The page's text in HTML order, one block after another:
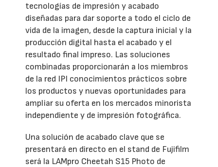
tecnologías de impresión y acabado
diseñadas para dar soporte a todo el ciclo de
vida de la imagen, desde la captura inicial y la
producción digital hasta el acabado y el
resultado final impreso. Las soluciones
combinadas proporcionarán a los miembros
de la red IPI conocimientos prácticos sobre
los productos y nuevas oportunidades para
ampliar su oferta en los mercados minorista
independiente y de impresión fotográfica.
Una solución de acabado clave que se
presentará en directo en el stand de Fujifilm
será la LAMpro Cheetah S15 Photo de